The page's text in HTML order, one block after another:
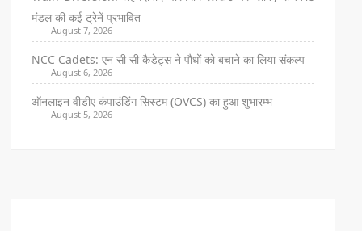
मंडल की कई ट्रेनें प्रभावित
August 7, 2026
NCC Cadets: एन सी सी कैडेट्स ने पौधों को बचाने का लिया संकल्प
August 6, 2026
ऑनलाइन वीडीए कंपाउंडिंग सिस्टम (OVCS) का हुआ शुभारम्भ
August 5, 2026